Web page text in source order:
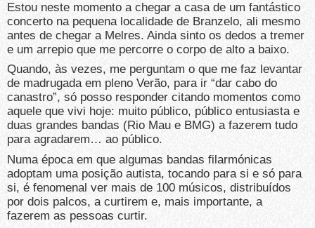
Estou neste momento a chegar a casa de um fantástico
concerto na pequena localidade de Branzelo, ali mesmo
antes de chegar a Melres. Ainda sinto os dedos a tremer
e um arrepio que me percorre o corpo de alto a baixo.
Quando, às vezes, me perguntam o que me faz levantar
de madrugada em pleno Verão, para ir “dar cabo do
canastro”, só posso responder citando momentos como
aquele que vivi hoje: muito público, público entusiasta e
duas grandes bandas (Rio Mau e BMG) a fazerem tudo
para agradarem… ao público.
Numa época em que algumas bandas filarmónicas
adoptam uma posição autista, tocando para si e só para
si, é fenomenal ver mais de 100 músicos, distribuídos
por dois palcos, a curtirem e, mais importante, a
fazerem as pessoas curtir.